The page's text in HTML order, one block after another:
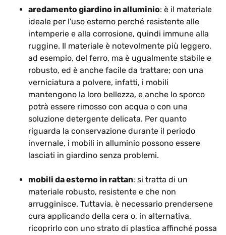
aredamento giardino in alluminio: è il materiale
ideale per l'uso esterno perché resistente alle
intemperie e alla corrosione, quindi immune alla
ruggine. Il materiale è notevolmente più leggero,
ad esempio, del ferro, ma è ugualmente stabile e
robusto, ed è anche facile da trattare; con una
verniciatura a polvere, infatti, i mobili
mantengono la loro bellezza, e anche lo sporco
potrà essere rimosso con acqua o con una
soluzione detergente delicata. Per quanto
riguarda la conservazione durante il periodo
invernale, i mobili in alluminio possono essere
lasciati in giardino senza problemi.
mobili da esterno in rattan: si tratta di un
materiale robusto, resistente e che non
arrugginisce. Tuttavia, è necessario prendersene
cura applicando della cera o, in alternativa,
ricoprirlo con uno strato di plastica affinché possa